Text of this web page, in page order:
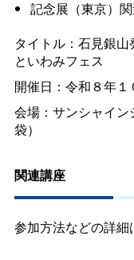
記念展（東京）
タイトル：石見銀
といわみフェス
開催日：令和８年１
会場：サンシャイ
袋）
関連講座
参加方法などの詳細